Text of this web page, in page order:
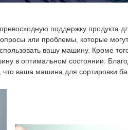
поддержку продукта
или проблемы, которые
вашу машину. Кроме
в оптимальном состоянии.
ваша машина для сортировки